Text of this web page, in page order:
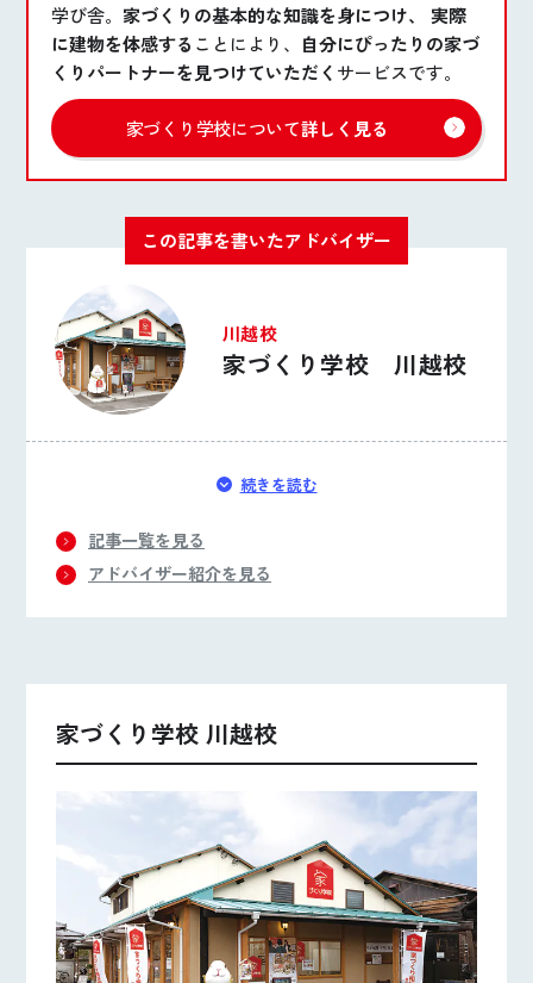
学び舎。 家づくりの基本的な知識を身につけ、 実際
に建物を体感する ことにより、 自分にぴったりの家づ
くりパートナーを見つけていただく サービスです。
家づくり学校について詳しく見る
この記事を書いたアドバイザー
川越校
家づくり学校 川越校
続きを読む
記事一覧を見る
アドバイザー紹介を見る
家づくり学校 川越校